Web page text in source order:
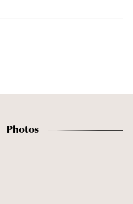
Photos